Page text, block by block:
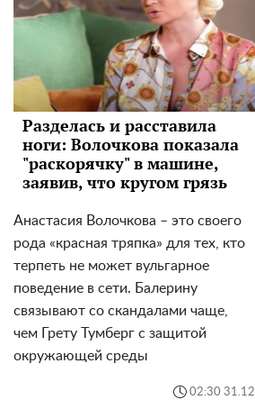
Разделась и расставила
ноги: Волочкова показала
"раскорячку" в машине,
заявив, что кругом грязь
Анастасия Волочкова – это своего
рода «красная тряпка» для тех, кто
терпеть не может вульгарное
поведение в сети. Балерину
связывают со скандалами чаще,
чем Грету Тумберг с защитой
окружающей среды
02:30 31.12